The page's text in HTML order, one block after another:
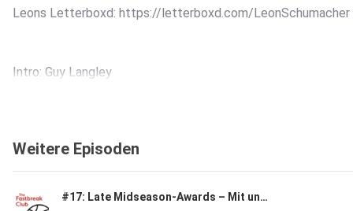
Leons Letterboxd: https://letterboxd.com/LeonSchumacher
Intro: Guy Langley
Weitere Episoden
#17: Late Midseason-Awards – Mit unserem ersten Gast: Steffen vom NBA Fan Podcast